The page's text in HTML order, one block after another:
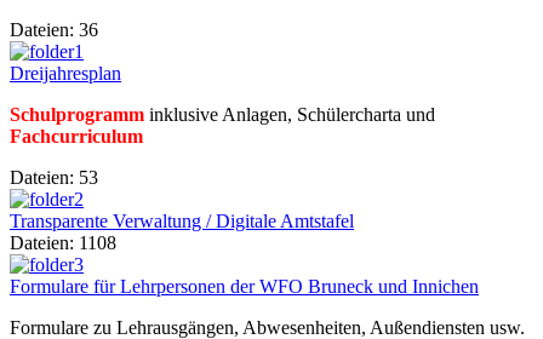
Dateien: 36
Dreijahresplan
Schulprogramm inklusive Anlagen, Schülercharta und
Fachcurriculum
Dateien: 53
Transparente Verwaltung / Digitale Amtstafel
Dateien: 1108
Formulare für Lehrpersonen der WFO Bruneck und Innichen
Formulare zu Lehrausgängen, Abwesenheiten, Außendiensten usw.